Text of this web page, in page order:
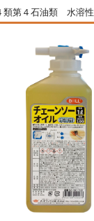
類第４石油類 水溶性